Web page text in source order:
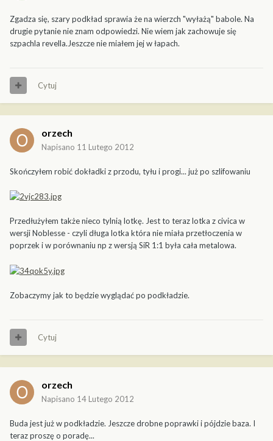
Zgadza się, szary podkład sprawia że na wierzch "wyłażą" babole. Na
drugie pytanie nie znam odpowiedzi. Nie wiem jak zachowuje się
szpachla revella.Jeszcze nie miałem jej w łapach.
Cytuj
orzech
Napisano 11 Lutego 2012
Skończyłem robić dokładki z przodu, tyłu i progi... już po szlifowaniu
Przedłużyłem także nieco tylnią lotkę. Jest to teraz lotka z civica w
wersji Noblesse - czyli długa lotka która nie miała przetłoczenia w
poprzek i w porównaniu np z wersją SiR 1:1 była cała metalowa.
Zobaczymy jak to będzie wyglądać po podkładzie.
Cytuj
orzech
Napisano 14 Lutego 2012
Buda jest już w podkładzie. Jeszcze drobne poprawki i pójdzie baza. I
teraz proszę o poradę...